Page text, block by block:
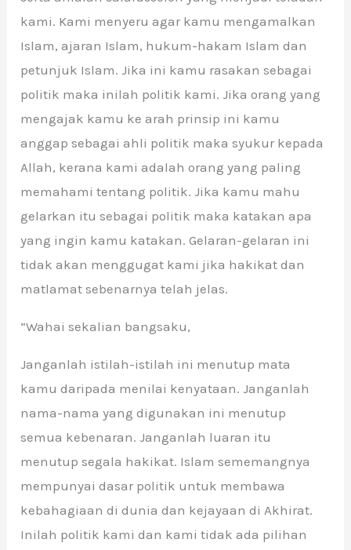
kami. Kami menyeru agar kamu mengamalkan
Islam, ajaran Islam, hukum-hakam Islam dan
petunjuk Islam. Jika ini kamu rasakan sebagai
politik maka inilah politik kami. Jika orang yang
mengajak kamu ke arah prinsip ini kamu
anggap sebagai ahli politik maka syukur kepada
Allah, kerana kami adalah orang yang paling
memahami tentang politik. Jika kamu mahu
gelarkan itu sebagai politik maka katakan apa
yang ingin kamu katakan. Gelaran-gelaran ini
tidak akan menggugat kami jika hakikat dan
matlamat sebenarnya telah jelas.
“Wahai sekalian bangsaku,
Janganlah istilah-istilah ini menutup mata
kamu daripada menilai kenyataan. Janganlah
nama-nama yang digunakan ini menutup
semua kebenaran. Janganlah luaran itu
menutup segala hakikat. Islam sememangnya
mempunyai dasar politik untuk membawa
kebahagiaan di dunia dan kejayaan di Akhirat.
Inilah politik kami dan kami tidak ada pilihan